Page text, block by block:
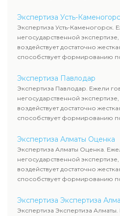
Экспертиза Усть-
Экспертиза Усть-Каменогорск.
негосударственной
воздействует достаточно
способствует формированию
Экспертиза Павлодар
Экспертиза Павлодар. Ежели
негосударственной
воздействует достаточно
способствует формированию
Экспертиза Алматы Оценка
Экспертиза Алматы Оценка.
негосударственной
воздействует достаточно
способствует формированию
Экспертиза Экспертиза
Экспертиза Экспертиза